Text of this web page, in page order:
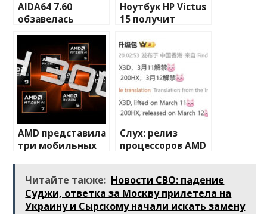
AIDA64 7.60
обзавелась
поддержкой
видеокарт AMD
Radeon RX 9070/XT
Ноутбук HP Victus
15 получит
мобильными
GeForce RTX
5060/5050M
AMD представила
три мобильных
названиями
Слух: релиз
процессоров AMD
на 12 марта
Читайте также: Новости СВО: падение
Суджи, ответка за Москву прилетела на
Украину и Сырскому начали искать замену